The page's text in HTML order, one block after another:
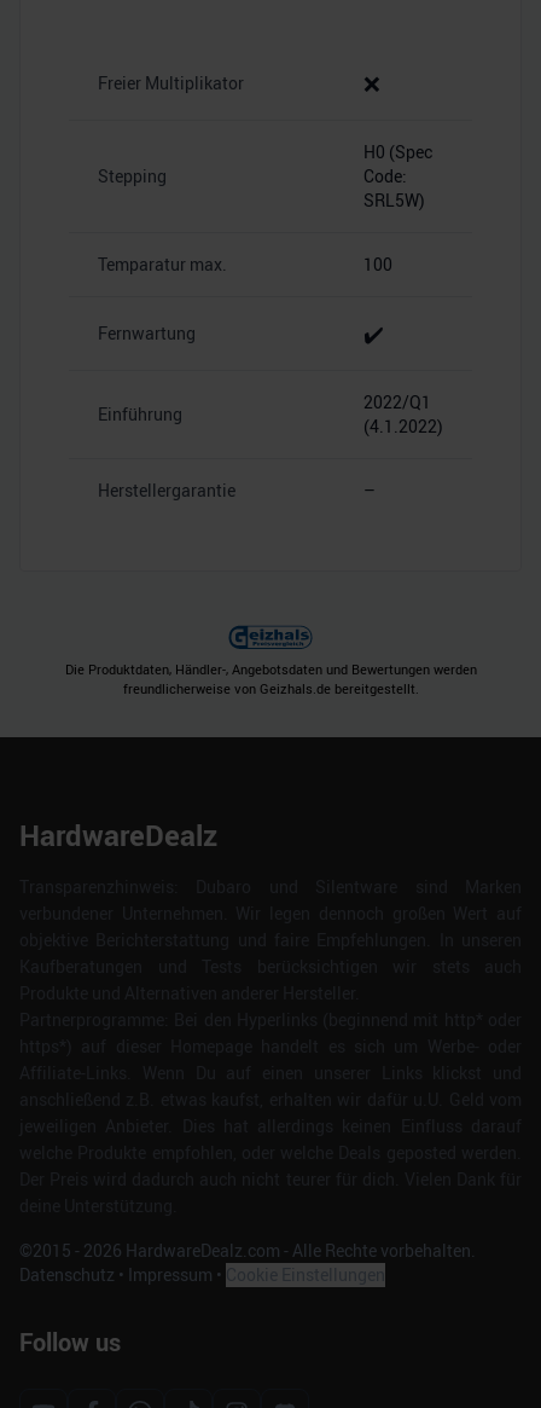
Freier Multiplikator ❌
Stepping
H0 (Spec
Code:
SRL5W)
Temparatur max. 100
Fernwartung ✔️
Einführung
2022/Q1
(4.1.2022)
Herstellergarantie –
Die Produktdaten, Händler-, Angebotsdaten und Bewertungen werden
freundlicherweise von Geizhals.de bereitgestellt.
HardwareDealz
©2015 - 2026 HardwareDealz.com - Alle Rechte vorbehalten.
Datenschutz • Impressum •
Follow us